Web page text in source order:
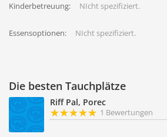
Kinderbetreuung: NIcht spezifiziert.
Essensoptionen: NIcht spezifiziert.
Die besten Tauchplätze
Riff Pal, Porec
1 Bewertungen